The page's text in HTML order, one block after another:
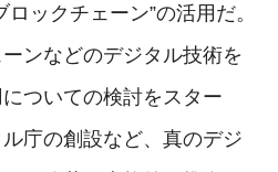
ックチェーン”の活用だ。
ンなどのデジタル技術を
ついての検討をスター
庁の創設など、真のデジ